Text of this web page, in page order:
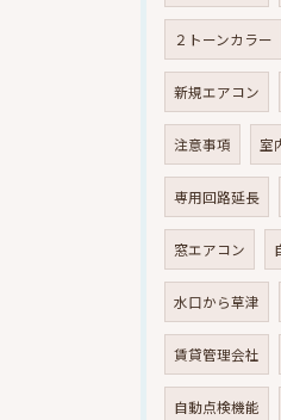
２トーンカラー
新規エアコン
注意事項 室
専用回路延長
窓エアコン
水口から草津
賃貸管理会社
自動点検機能